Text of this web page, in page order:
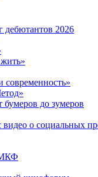
дебютантов 2026
современность»
бумеров до зумеров
видео о социальных